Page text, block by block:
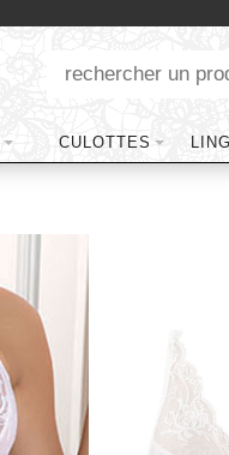
CULOTTES